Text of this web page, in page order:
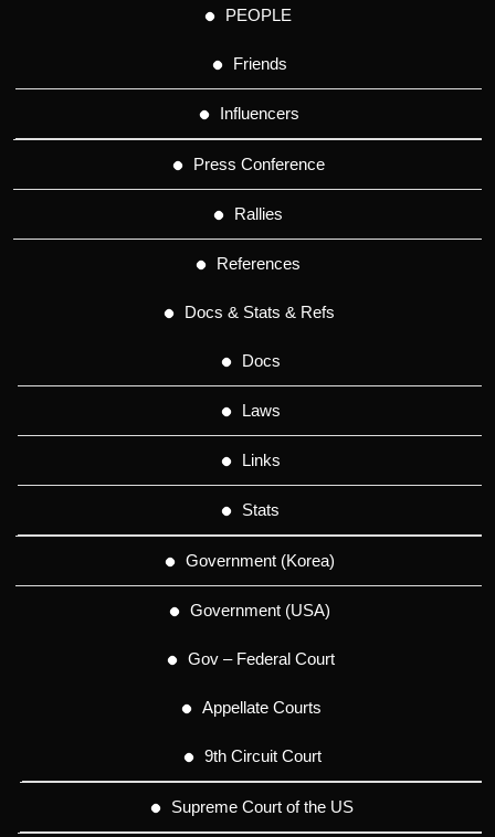
PEOPLE
Friends
Influencers
Press Conference
Rallies
References
Docs & Stats & Refs
Docs
Laws
Links
Stats
Government (Korea)
Government (USA)
Gov – Federal Court
Appellate Courts
9th Circuit Court
Supreme Court of the US